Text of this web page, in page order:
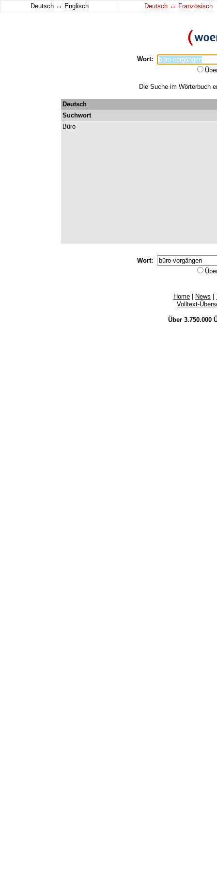
Deutsch ↔ Englisch Deutsch ↔ Französisch
Wort:
Die Suche im Wörterbuch
Deutsch
Suchwort
Büro
Wort:
Home News
Volltext-
Über 3.750.000